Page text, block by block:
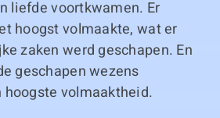
liefde voortkwamen. Er
hoogst volmaakte, wat er
zaken werd geschapen. En
geschapen wezens
hoogste volmaaktheid.